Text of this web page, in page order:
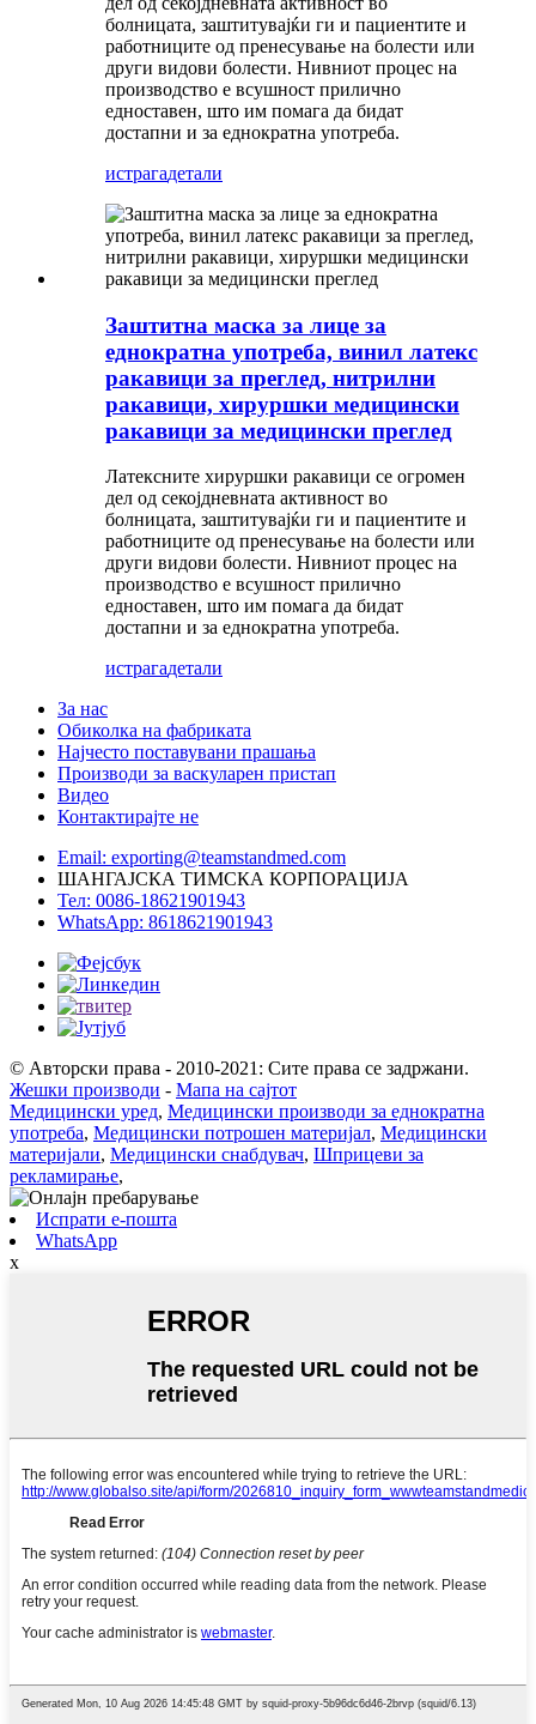
болницата, заштитувајќи ги и пациентите и
работниците од пренесување на болести или
други видови болести. Нивниот процес на
производство е всушност прилично
едноставен, што им помага да бидат
достапни и за еднократна употреба.
истрагадетали
Заштитна маска за лице за
еднократна употреба, винил латекс
ракавици за преглед, нитрилни
ракавици, хируршки медицински
ракавици за медицински преглед
Латексните хируршки ракавици се огромен
дел од секојдневната активност во
болницата, заштитувајќи ги и пациентите и
работниците од пренесување на болести или
други видови болести. Нивниот процес на
производство е всушност прилично
едноставен, што им помага да бидат
достапни и за еднократна употреба.
истрагадетали
За нас
Обиколка на фабриката
Најчесто поставувани прашања
Производи за васкуларен пристап
Видео
Контактирајте не
Email: exporting@teamstandmed.com
ШАНГАЈСКА ТИМСКА КОРПОРАЦИЈА
Тел: 0086-18621901943
WhatsApp: 8618621901943
© Авторски права - 2010-2021: Сите права се задржани.
Жешки производи - Мапа на сајтот
Медицински уред, Медицински производи за еднократна
употреба, Медицински потрошен материјал, Медицински
материјали, Медицински снабдувач, Шприцеви за
рекламирање,
Испрати е-пошта
WhatsApp
x